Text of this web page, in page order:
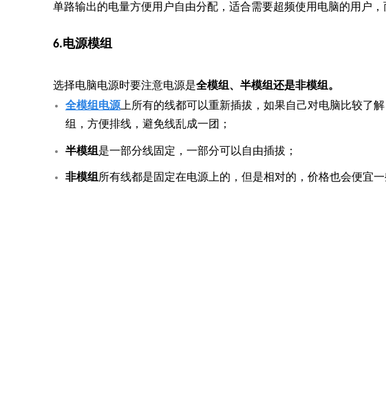
单路输出的电量方便用户自由分配，适合需要超频使用电脑的用户，
6.电源模组
选择电脑电源时要注意电源是全模组、半模组还是非模组。
全模组电源 上所有的线都可以重新插拔，如果自己对电脑比较了
组，方便排线，避免线乱成一团；
半模组 是一部分线固定，一部分可以自由插拔；
非模组 所有线都是固定在电源上的，但是相对的，价格也会便宜一